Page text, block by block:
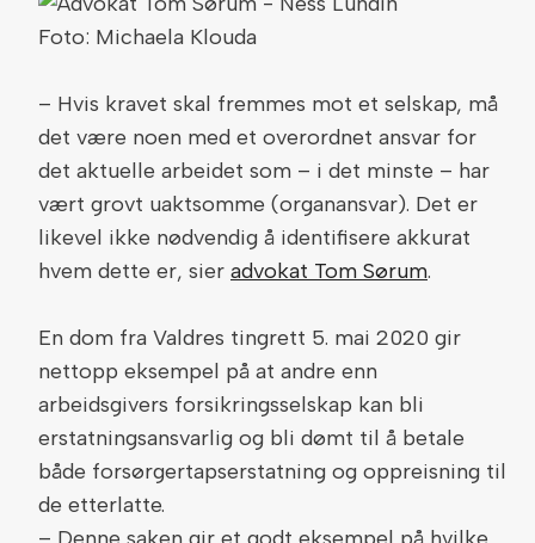
Foto: Michaela Klouda
– Hvis kravet skal fremmes mot et selskap, må
det være noen med et overordnet ansvar for
det aktuelle arbeidet som – i det minste – har
vært grovt uaktsomme (organansvar). Det er
likevel ikke nødvendig å identifisere akkurat
hvem dette er, sier advokat Tom Sørum.
En dom fra Valdres tingrett 5. mai 2020 gir
nettopp eksempel på at andre enn
arbeidsgivers forsikringsselskap kan bli
erstatningsansvarlig og bli dømt til å betale
både forsørgertapserstatning og oppreisning til
de etterlatte.